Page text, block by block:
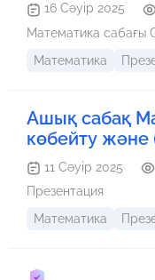
16 Сәуір 2025
Математика
Ашық сабақ
көбейту және
11 Сәуір 2025
Презентация
Математика